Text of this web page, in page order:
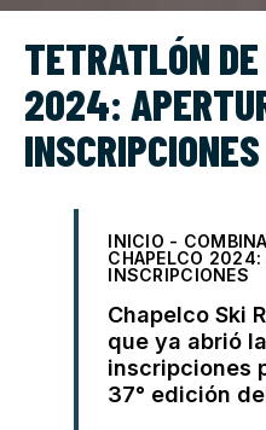
TETRATLÓN
2024:
INSCRIPCIONES
INICIO -
CHAPELCO 2024:
INSCRIPCIONES
Chapelco Ski
que ya abrió
inscripciones
37° edición